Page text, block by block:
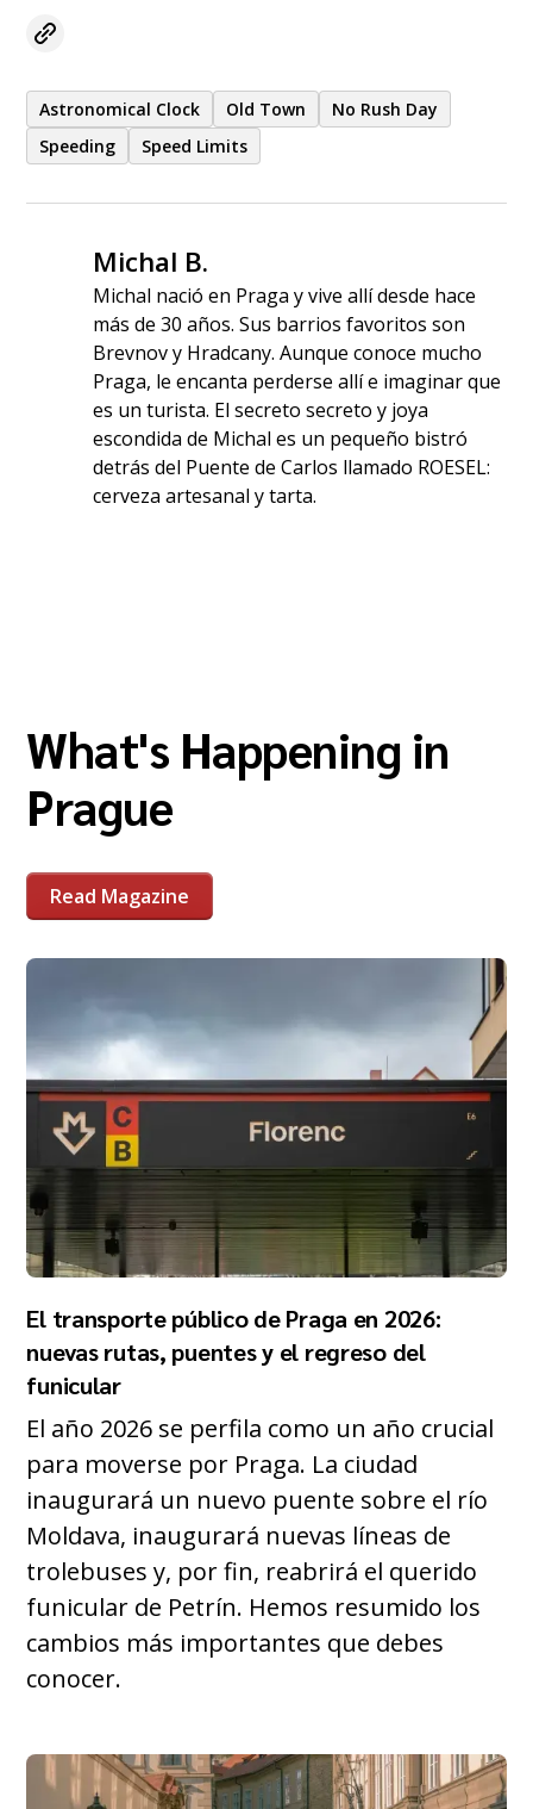
Astronomical Clock Old Town
No Rush Day
Speeding
Speed Limits
Michal B.
Michal nació en Praga y vive allí desde hace
más de 30 años. Sus barrios favoritos son
Brevnov y Hradcany. Aunque conoce mucho
Praga, le encanta perderse allí e imaginar que
es un turista. El secreto secreto y joya
escondida de Michal es un pequeño bistró
detrás del Puente de Carlos llamado ROESEL:
cerveza artesanal y tarta.
What's Happening in
Prague
Read Magazine
El transporte público de Praga en 2026:
nuevas rutas, puentes y el regreso del
funicular
El año 2026 se perfila como un año crucial
para moverse por Praga. La ciudad
inaugurará un nuevo puente sobre el río
Moldava, inaugurará nuevas líneas de
trolebuses y, por fin, reabrirá el querido
funicular de Petrín. Hemos resumido los
cambios más importantes que debes
conocer.